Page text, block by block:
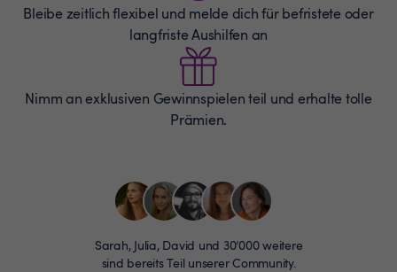
Bleibe zeitlich flexibel und melde dich für befristete oder
langfriste Aushilfen an
Nimm an exklusiven Gewinnspielen teil und erhalte tolle
Prämien.
Sarah, Julia, David und 30’000 weitere
sind bereits Teil unserer Community.